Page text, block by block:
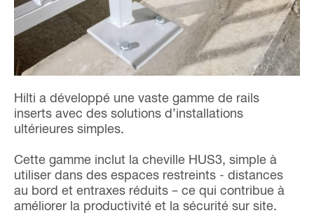
Hilti a développé une vaste gamme de rails
inserts avec des solutions d’installations
ultérieures simples.
Cette gamme inclut la cheville HUS3, simple à
utiliser dans des espaces restreints - distances
au bord et entraxes réduits – ce qui contribue à
améliorer la productivité et la sécurité sur site.